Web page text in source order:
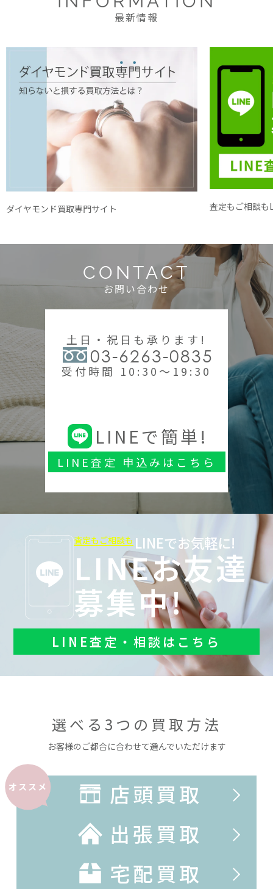
最新情報
ダイヤモンド買取専門サイト 査定もご相談も
CONTACT
お問い合わせ
土日・祝日も承ります!
03-6263-0835
受付時間 10:30～19:30
LINEで簡単!
LINE査定 申込みはこちら
査定もご相談も LINEでお気軽に!
LINEお友達
募集中!
LINE査定・相談はこちら
選べる3つの買取方法
お客様のご都合に合わせて選んでいただけます
オススメ
店頭買取
出張買取
宅配買取